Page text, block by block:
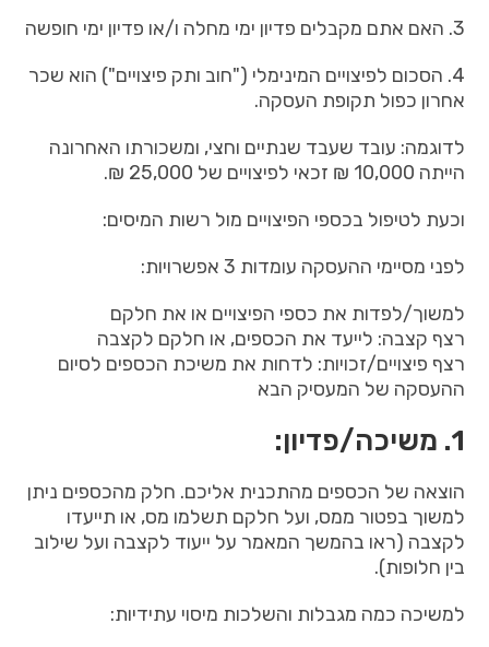
3. האם אתם מקבלים פדיון ימי מחלה ו/או פדיון ימי חופשה
4. הסכום לפיצויים המינימלי ("חוב ותק פיצויים") הוא שכר
אחרון כפול תקופת העסקה.
לדוגמה: עובד שעבד שנתיים וחצי, ומשכורתו האחרונה
הייתה 10,000 ₪ זכאי לפיצויים של 25,000 ₪.
וכעת לטיפול בכספי הפיצויים מול רשות המיסים:
לפני מסיימי ההעסקה עומדות 3 אפשרויות:
למשוך/לפדות את כספי הפיצויים או את חלקם
רצף קצבה: לייעד את הכספים, או חלקם לקצבה
רצף פיצויים/זכויות: לדחות את משיכת הכספים לסיום
ההעסקה של המעסיק הבא
1. משיכה/פדיון:
הוצאה של הכספים מהתכנית אליכם. חלק מהכספים ניתן
למשוך בפטור ממס, ועל חלקם תשלמו מס, או תייעדו
לקצבה (ראו בהמשך המאמר על ייעוד לקצבה ועל שילוב
בין חלופות).
למשיכה כמה מגבלות והשלכות מיסוי עתידיות: